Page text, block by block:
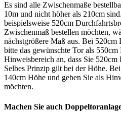
Es sind alle Zwischenmaße
10m und nicht höher als 210cm
beispielsweise 520cm
Zwischenmaß bestellen möchten,
nächstgrößere Maß aus. Bei 520cm
bitte das gewünschte Tor als
Hinweisbereich an, dass Sie
Selbes Prinzip gilt bei der Höhe.
140cm Höhe und geben Sie als
möchten.
Machen Sie auch